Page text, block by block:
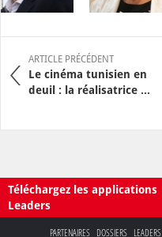
ARTICLE PRÉCÉDENT
Le cinéma tunisien en
deuil : la réalisatrice ...
Téléchargez les applications
Leaders
PARTENAIRES DOSSIERS